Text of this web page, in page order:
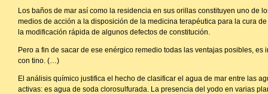
Los baños de mar así como la residencia en sus orillas constituyen uno de
medios de acción a la disposición de la medicina terapéutica para la cura
la modificación rápida de algunos defectos de constitución.
Pero a fin de sacar de ese enérgico remedio todas las ventajas posibles, es
con tino. (…)
El análisis químico justifica el hecho de clasificar el agua de mar entre las
activas: es agua de soda clorosulfurada. La presencia del yodo en varias